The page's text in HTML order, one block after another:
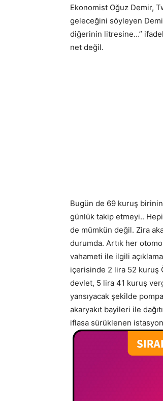
Ekonomist Oğuz Demir,
geleceğini söyleyen
diğerinin litresine…”
net değil.
Bugün de 69 kuruş
günlük takip etmeyi..
de mümkün değil. Zira
durumda. Artık her
vahameti ile ilgili
içerisinde 2 lira 52 kuruş
devlet, 5 lira 41 kuruş
yansıyacak şekilde
akaryakıt bayileri ile
iflasa sürüklenen